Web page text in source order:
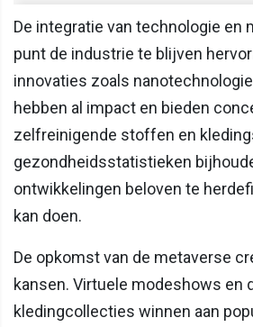
De integratie van technologie en
punt de industrie te blijven
innovaties zoals
hebben al impact en bieden
zelfreinigende stoffen en
gezondheidsstatistieken
ontwikkelingen beloven te
kan doen.
De opkomst van de metaverse
kansen. Virtuele modeshows en
kledingcollecties winnen aan